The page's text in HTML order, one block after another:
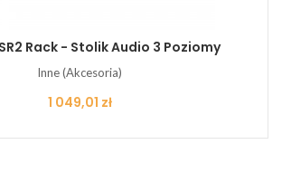
Rack - Stolik Audio 3 Poziomy
Inne (Akcesoria)
Cena
1 049,01 zł